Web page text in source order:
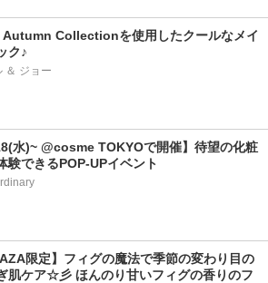
Autumn Collectionを使用したクールなメイ
ク♪
＆ ジョー
水)~ @cosme TOKYOで開催】待望の化粧
験できるPOP-UPイベント
限定】フィグの魔法で季節の変わり目の
肌ケア☆彡 ほんのり甘いフィグの香りのフ